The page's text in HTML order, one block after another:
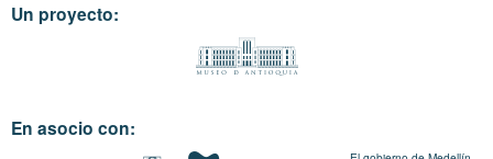
Un proyecto:
En asocio con: